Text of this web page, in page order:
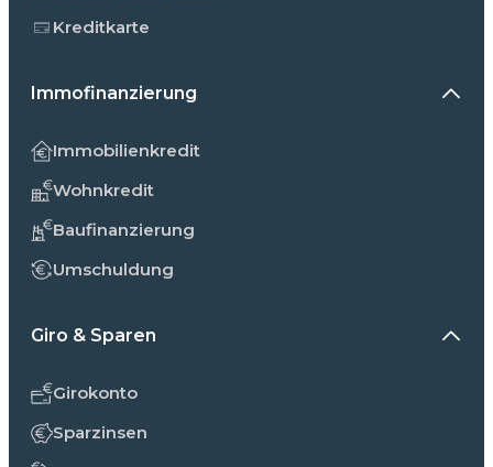
Kreditkarte
Immofinanzierung
Immobilienkredit
Wohnkredit
Baufinanzierung
Umschuldung
Giro & Sparen
Girokonto
Sparzinsen